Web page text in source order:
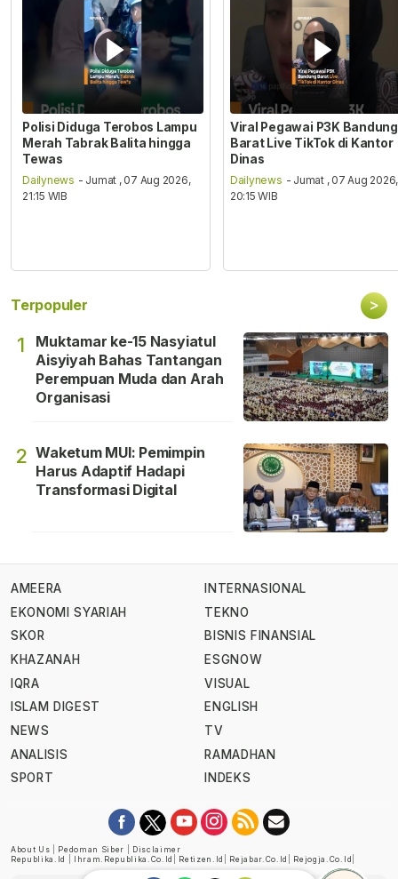
Polisi Diduga Terobos Lampu
Merah Tabrak Balita hingga
Tewas
Dailynews - Jumat , 07 Aug 2026,
21:15 WIB
Viral Pegawai P3K Bandung
Barat Live TikTok di Kantor
Dinas
Dailynews - Jumat , 07 Aug 2026,
20:15 WIB
Terpopuler >
1
Muktamar ke-15 Nasyiatul
Aisyiyah Bahas Tantangan
Perempuan Muda dan Arah
Organisasi
2 Waketum MUI: Pemimpin
Harus Adaptif Hadapi
Transformasi Digital
AMEERA
EKONOMI SYARIAH
SKOR
KHAZANAH
IQRA
ISLAM DIGEST
NEWS
ANALISIS
SPORT
INTERNASIONAL
TEKNO
BISNIS FINANSIAL
ESGNOW
VISUAL
ENGLISH
TV
RAMADHAN
INDEKS
About Us Pedoman Siber
Disclaimer
Republika.id
Ihram.republika.co.id Retizen.id Rejabar.co.id Rejogja.co.id